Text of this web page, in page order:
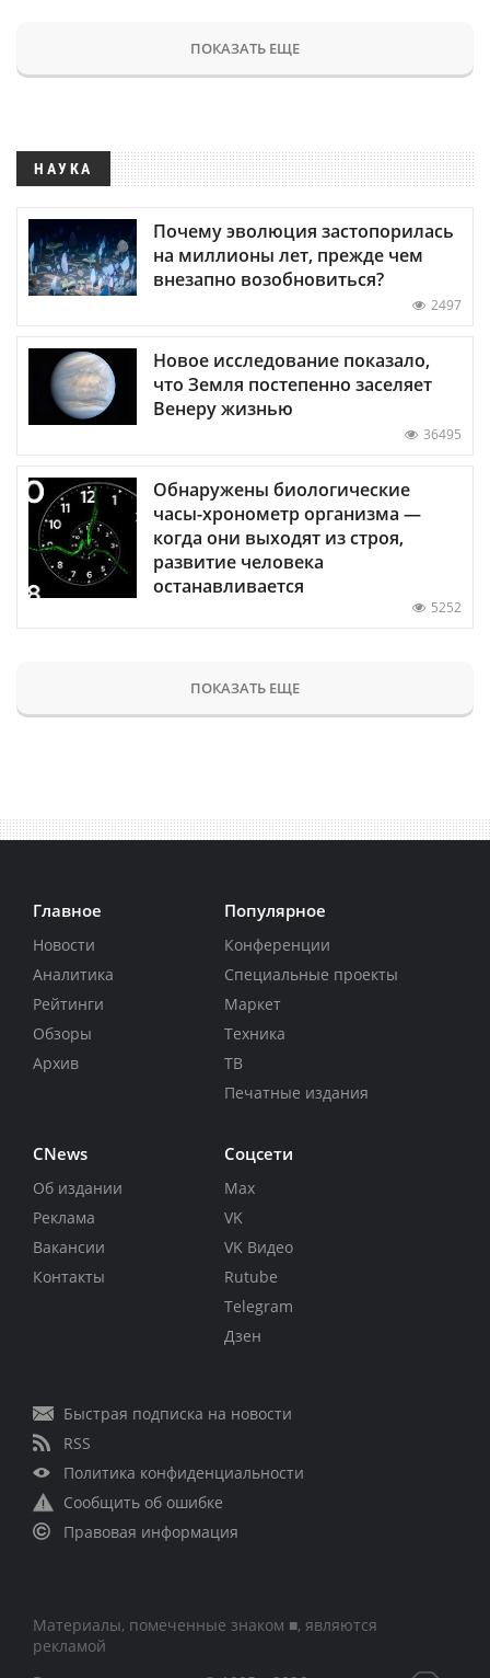
ПОКАЗАТЬ ЕЩЕ
НАУКА
Почему эволюция застопорилась
на миллионы лет, прежде чем
внезапно возобновиться?
2497
Новое исследование показало,
что Земля постепенно заселяет
Венеру жизнью
36495
Обнаружены биологические
часы-хронометр организма —
когда они выходят из строя,
развитие человека
останавливается
5252
ПОКАЗАТЬ ЕЩЕ
Главное
Новости
Аналитика
Рейтинги
Обзоры
Архив
Популярное
Конференции
Специальные проекты
Маркет
Техника
ТВ
Печатные издания
CNews
Об издании
Реклама
Вакансии
Контакты
Соцсети
Max
VK
VK Видео
Rutube
Telegram
Дзен
Быстрая подписка на новости
RSS
Политика конфиденциальности
Сообщить об ошибке
Правовая информация
Материалы, помеченные знаком ■, являются
рекламой